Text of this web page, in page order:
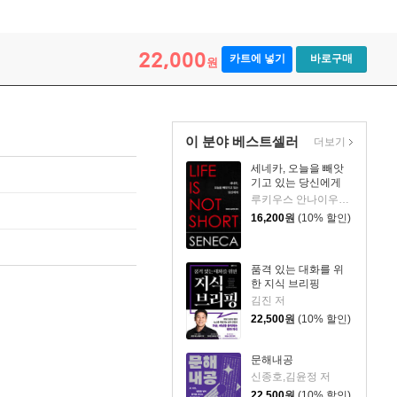
22,000원 카트에 넣기 바로구매
이 분야 베스트셀러
세네카, 오늘을 빼앗
기고 있는 당신에게
루키우스 안나이우스 세네카 저/하와이 대저택 편역
16,200원 (10% 할인)
품격 있는 대화를 위
한 지식 브리핑
김진 저
22,500원 (10% 할인)
문해내공
신종호,김윤정 저
더보기